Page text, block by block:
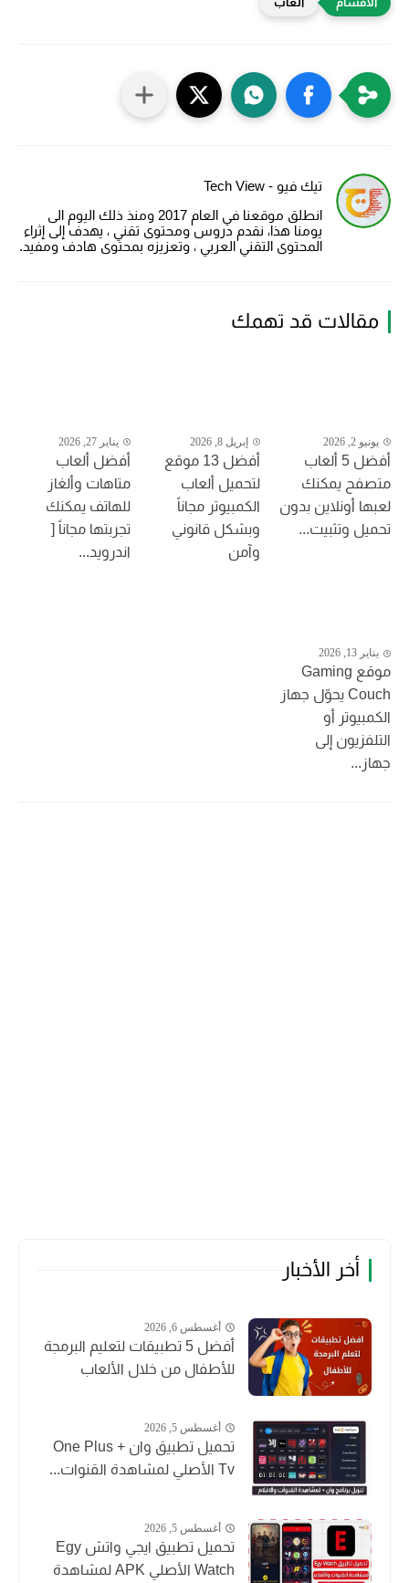
تيك فيو - Tech View
انطلق موقعنا في العام 2017 ومنذ ذلك اليوم الى
يومنا هذا، نقدم دروس ومحتوى تقني ، يهدف إلى إثراء
المحتوى التقني العربي ، وتعزيزه بمحتوى هادف ومفيد.
مقالات قد تهمك
يونيو 2, 2026
أفضل 5 ألعاب
متصفح يمكنك
لعبها أونلاين بدون
تحميل وتثبيت...
إبريل 8, 2026
أفضل 13 موقع
لتحميل ألعاب
الكمبيوتر مجاناً
وبشكل قانوني
وآمن
يناير 27, 2026
أفضل ألعاب
متاهات وألغاز
للهاتف يمكنك
تجربتها مجاناً [
اندرويد...
يناير 13, 2026
موقع Gaming
Couch يحوّل جهاز
الكمبيوتر أو
التلفزيون إلى
جهاز...
أخر الأخبار
أغسطس 6, 2026
أفضل 5 تطبيقات لتعليم البرمجة
للأطفال من خلال الألعاب
أغسطس 5, 2026
تحميل تطبيق وان + One Plus
Tv الأصلي لمشاهدة القنوات...
أغسطس 5, 2026
تحميل تطبيق ايجي واتش Egy
Watch الأصلي APK لمشاهدة